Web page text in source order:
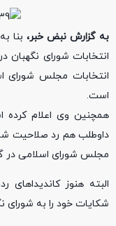
به گزارش نبض خبر، بنا
است.
مجلس شورای اسلامی در
البته هنوز
شکایات خود را به شورای